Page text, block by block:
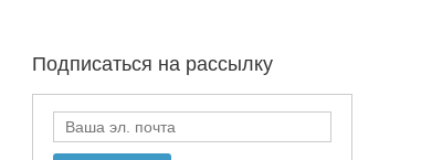
Подписаться на рассылку